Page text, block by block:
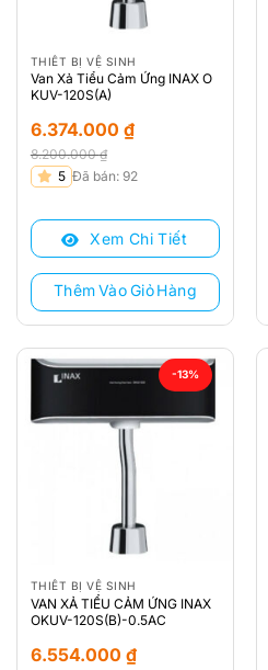
THIẾT BỊ VỆ SINH
Van Xả Tiểu Cảm Ứng INAX O
KUV-120S(A)
8.200.000₫
Giá
là:
8.200.000 ₫.
6.374.000 ₫
Giá
tại
6.374.000 ₫.
5 Đã bán: 92
Xem Chi Tiết
Thêm Vào Giỏ Hàng
-13%
THIẾT BỊ VỆ SINH
VAN XẢ TIỂU CẢM ỨNG INAX
OKUV-120S(B)-0.5AC
6.554.000 ₫